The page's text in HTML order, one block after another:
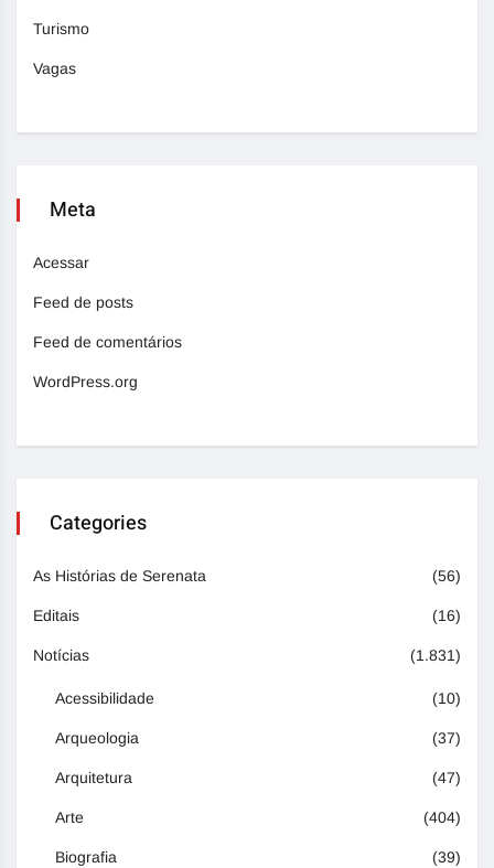
Turismo
Vagas
Meta
Acessar
Feed de posts
Feed de comentários
WordPress.org
Categories
As Histórias de Serenata (56)
Editais (16)
Notícias (1.831)
Acessibilidade (10)
Arqueologia (37)
Arquitetura (47)
Arte (404)
Biografia (39)